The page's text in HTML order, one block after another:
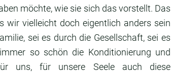
möchte, wie sie sich das vorstellt. Das
wir vielleicht doch eigentlich anders sein
sei es durch die Gesellschaft, sei es
so schön die Konditionierung und
uns, für unsere Seele auch diese